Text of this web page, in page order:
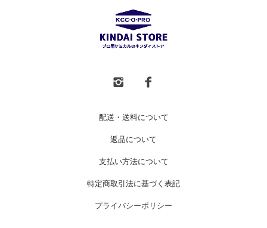
配送・送料について
返品について
支払い方法について
特定商取引法に基づく表記
プライバシーポリシー